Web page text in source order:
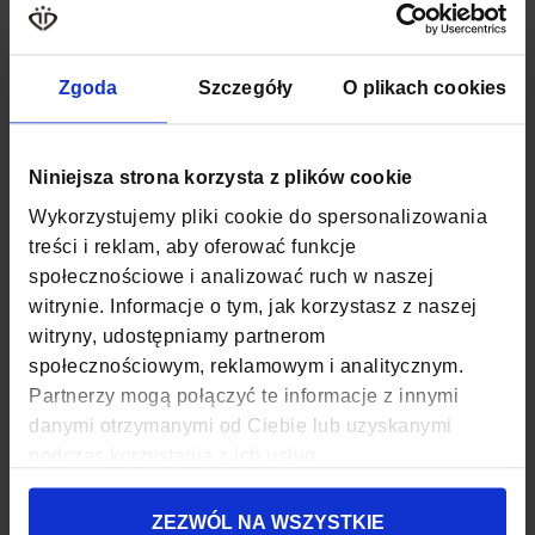
Zgoda Szczegóły O plikach cookies
Niniejsza strona korzysta z plików cookie
Wykorzystujemy pliki cookie do spersonalizowania
treści i reklam, aby oferować funkcje
społecznościowe i analizować ruch w naszej
witrynie. Informacje o tym, jak korzystasz z naszej
witryny, udostępniamy partnerom
społecznościowym, reklamowym i analitycznym.
Partnerzy mogą połączyć te informacje z innymi
danymi otrzymanymi od Ciebie lub uzyskanymi
ZEZWÓL NA WSZYSTKIE
KOLOR CZARNY
GŁĘBOKOŚĆ
WYSOKOŚĆ 40 CM
ZAPIĘCIE SUWAK
KOD EAN 5903689737777